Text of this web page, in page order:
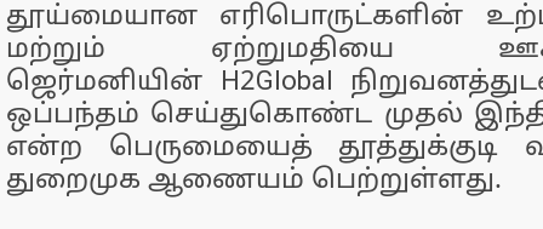
தூய்மையான எரிபொருட்களின்
மற்றும் ஏற்றுமதியை
ஜெர்மனியின் H2Global
ஒப்பந்தம் செய்துகொண்ட முதல்
என்ற பெருமையைத் தூத்துக்குடி
துறைமுக ஆணையம் பெற்றுள்ளது.